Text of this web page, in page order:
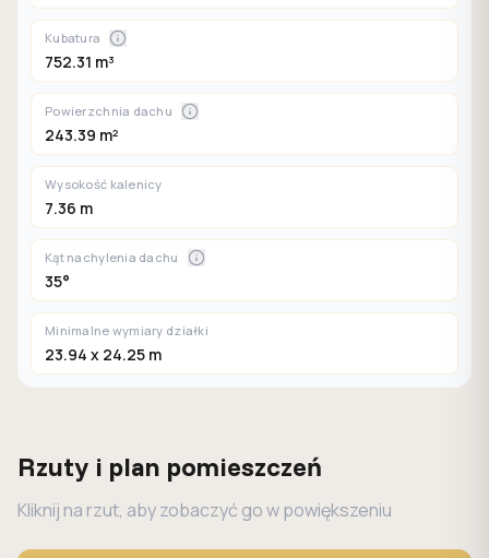
Kubatura
752.31 m³
Powierzchnia dachu
243.39 m²
Wysokość kalenicy
7.36 m
Kąt nachylenia dachu
35°
Minimalne wymiary działki
23.94 x 24.25 m
Rzuty i plan pomieszczeń
Kliknij na rzut, aby zobaczyć go w powiększeniu